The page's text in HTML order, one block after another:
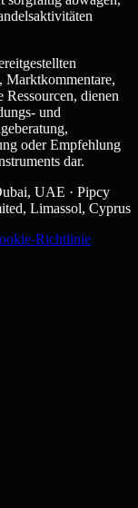
Marktkommentare,
dienen
und
oder Empfehlung
dar.
UAE · Pipcy
Limassol, Cyprus
Richtlinie